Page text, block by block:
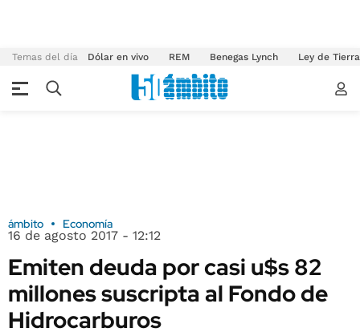
Temas del día Dólar en vivo REM Benegas Lynch Ley de
ámbito Economía
16 de agosto 2017 - 12:12
Emiten deuda por casi u$s 82
millones suscripta al Fondo de
Hidrocarburos